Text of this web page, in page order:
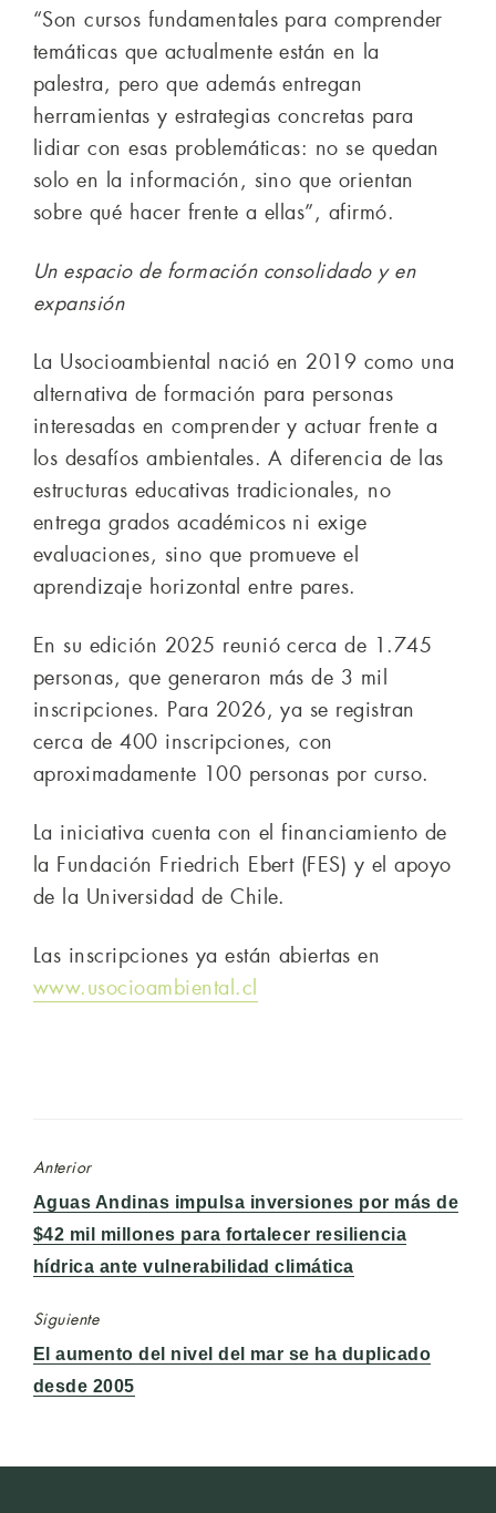
“Son cursos fundamentales para comprender
temáticas que actualmente están en la
palestra, pero que además entregan
herramientas y estrategias concretas para
lidiar con esas problemáticas: no se quedan
solo en la información, sino que orientan
sobre qué hacer frente a ellas”, afirmó.
Un espacio de formación consolidado y en
expansión
La Usocioambiental nació en 2019 como una
alternativa de formación para personas
interesadas en comprender y actuar frente a
los desafíos ambientales. A diferencia de las
estructuras educativas tradicionales, no
entrega grados académicos ni exige
evaluaciones, sino que promueve el
aprendizaje horizontal entre pares.
En su edición 2025 reunió cerca de 1.745
personas, que generaron más de 3 mil
inscripciones. Para 2026, ya se registran
cerca de 400 inscripciones, con
aproximadamente 100 personas por curso.
La iniciativa cuenta con el financiamiento de
la Fundación Friedrich Ebert (FES) y el apoyo
de la Universidad de Chile.
Las inscripciones ya están abiertas en
www.usocioambiental.cl
Anterior
Entrada
anterior:
Aguas Andinas impulsa inversiones por más de
$42 mil millones para fortalecer resiliencia
hídrica ante vulnerabilidad climática
Siguiente
Entrada
siguiente:
El aumento del nivel del mar se ha duplicado
desde 2005